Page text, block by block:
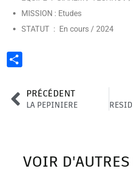
MISSION : Etudes
STATUT : En cours / 2024
PRÉCÉDENT
LA PEPINIERE
VOIR D'AUTRES